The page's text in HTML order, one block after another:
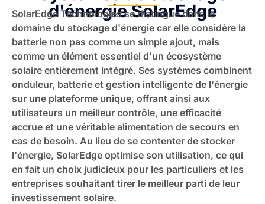
d'énergie SolarEdge
SolarEdge Technologies se distingue dans le
domaine du stockage d'énergie car elle considère la
batterie non pas comme un simple ajout, mais
comme un élément essentiel d'un écosystème
solaire entièrement intégré. Ses systèmes combinent
onduleur, batterie et gestion intelligente de l'énergie
sur une plateforme unique, offrant ainsi aux
utilisateurs un meilleur contrôle, une efficacité
accrue et une véritable alimentation de secours en
cas de besoin. Au lieu de se contenter de stocker
l'énergie, SolarEdge optimise son utilisation, ce qui
en fait un choix judicieux pour les particuliers et les
entreprises souhaitant tirer le meilleur parti de leur
investissement solaire.